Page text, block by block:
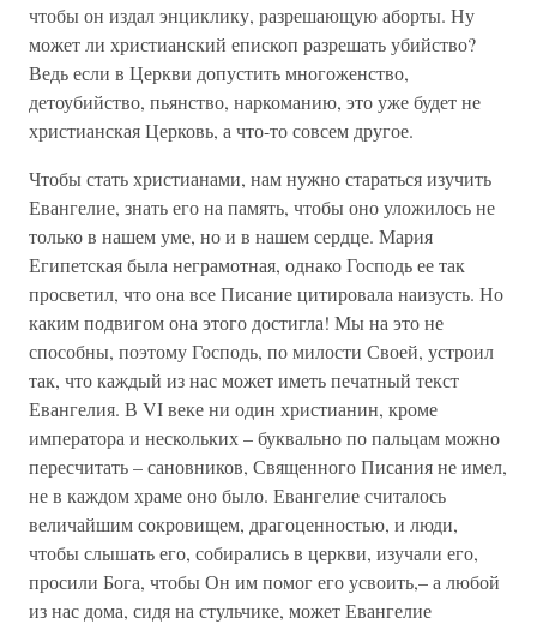
чтобы он издал энциклику, разрешающую аборты. Ну
может ли христианский епископ разрешать убийство?
Ведь если в Церкви допустить многоженство,
детоубийство, пьянство, наркоманию, это уже будет не
христианская Церковь, а что-то совсем другое.
Чтобы стать христианами, нам нужно стараться изучить
Евангелие, знать его на память, чтобы оно уложилось не
только в нашем уме, но и в нашем сердце. Мария
Египетская была неграмотная, однако Господь ее так
просветил, что она все Писание цитировала наизусть. Но
каким подвигом она этого достигла! Мы на это не
способны, поэтому Господь, по милости Своей, устроил
так, что каждый из нас может иметь печатный текст
Евангелия. В VI веке ни один христианин, кроме
императора и нескольких – буквально по пальцам можно
пересчитать – сановников, Священного Писания не имел,
не в каждом храме оно было. Евангелие считалось
величайшим сокровищем, драгоценностью, и люди,
чтобы слышать его, собирались в церкви, изучали его,
просили Бога, чтобы Он им помог его усвоить,– а любой
из нас дома, сидя на стульчике, может Евангелие